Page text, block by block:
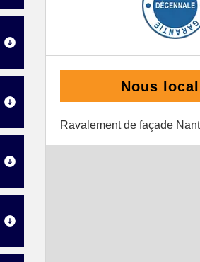
Nous
Ravalement de façade